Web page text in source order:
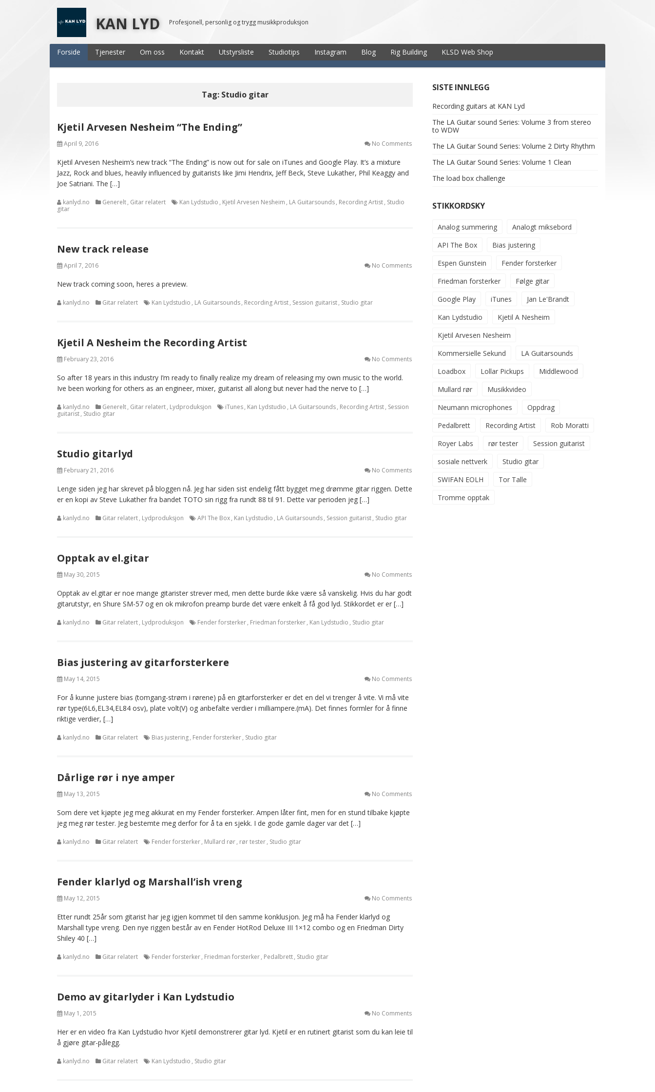
KAN LYD Profesjonell, personlig og trygg musikkproduksjon
Forside Tjenester Om oss Kontakt Utstyrsliste Studiotips Instagram Blog Rig Building KLSD Web Shop
Tag: Studio gitar
Kjetil Arvesen Nesheim “The Ending”
April 9, 2016 No Comments
Kjetil Arvesen Nesheim’s new track “The Ending” is now out for sale on iTunes and Google Play. It’s a mixture
Jazz, Rock and blues, heavily influenced by guitarists like Jimi Hendrix, Jeff Beck, Steve Lukather, Phil Keaggy and
Joe Satriani. The […]
kanlyd.no Generelt, Gitar relatert Kan Lydstudio , Kjetil Arvesen Nesheim , LA Guitarsounds, Recording Artist, Studio
gitar
New track release
April 7, 2016 No Comments
New track coming soon, heres a preview.
kanlyd.no Gitar relatert Kan Lydstudio , LA Guitarsounds, Recording Artist, Session guitarist, Studio gitar
Kjetil A Nesheim the Recording Artist
February 23, 2016 No Comments
So after 18 years in this industry I’m ready to finally realize my dream of releasing my own music to the world.
Ive been working for others as an engineer, mixer, guitarist all along but never had the nerve to […]
kanlyd.no Generelt, Gitar relatert, Lydproduksjon iTunes, Kan Lydstudio , LA Guitarsounds, Recording Artist, Session
guitarist, Studio gitar
Studio gitarlyd
February 21, 2016 No Comments
Lenge siden jeg har skrevet på bloggen nå. Jeg har siden sist endelig fått bygget meg drømme gitar riggen. Dette
er en kopi av Steve Lukather fra bandet TOTO sin rigg fra rundt 88 til 91. Dette var perioden jeg […]
kanlyd.no Gitar relatert, Lydproduksjon API The Box, Kan Lydstudio , LA Guitarsounds, Session guitarist, Studio gitar
Opptak av el.gitar
May 30, 2015 No Comments
Opptak av el.gitar er noe mange gitarister strever med, men dette burde ikke være så vanskelig. Hvis du har godt
gitarutstyr, en Shure SM-57 og en ok mikrofon preamp burde det være enkelt å få god lyd. Stikkordet er er […]
kanlyd.no Gitar relatert, Lydproduksjon Fender forsterker, Friedman forsterker, Kan Lydstudio , Studio gitar
Bias justering av gitarforsterkere
May 14, 2015 No Comments
For å kunne justere bias (tomgang-strøm i rørene) på en gitarforsterker er det en del vi trenger å vite. Vi må vite
rør type(6L6,EL34,EL84 osv), plate volt(V) og anbefalte verdier i milliampere.(mA). Det finnes formler for å finne
riktige verdier, […]
kanlyd.no Gitar relatert Bias justering, Fender forsterker, Studio gitar
Dårlige rør i nye amper
May 13, 2015 No Comments
Som dere vet kjøpte jeg meg akkurat en my Fender forsterker. Ampen låter fint, men for en stund tilbake kjøpte
jeg meg rør tester. Jeg bestemte meg derfor for å ta en sjekk. I de gode gamle dager var det […]
kanlyd.no Gitar relatert Fender forsterker, Mullard rør, rør tester, Studio gitar
Fender klarlyd og Marshall’ish vreng
May 12, 2015 No Comments
Etter rundt 25år som gitarist har jeg igjen kommet til den samme konklusjon. Jeg må ha Fender klarlyd og
Marshall type vreng. Den nye riggen består av en Fender HotRod Deluxe III 1×12 combo og en Friedman Dirty
Shiley 40 […]
kanlyd.no Gitar relatert Fender forsterker, Friedman forsterker, Pedalbrett, Studio gitar
Demo av gitarlyder i Kan Lydstudio
May 1, 2015 No Comments
Her er en video fra Kan Lydstudio hvor Kjetil demonstrerer gitar lyd. Kjetil er en rutinert gitarist som du kan leie til
å gjøre gitar-pålegg.
kanlyd.no Gitar relatert Kan Lydstudio , Studio gitar
SISTE INNLEGG
Recording guitars at KAN Lyd
The LA Guitar sound Series: Volume 3 from stereo
to WDW
The LA Guitar Sound Series: Volume 2 Dirty Rhythm
The LA Guitar Sound Series: Volume 1 Clean
The load box challenge
STIKKORDSKY
Analog summering
Analogt miksebord
API The Box
Bias justering
Espen Gunstein
Fender forsterker
Friedman forsterker
Følge gitar
Google Play
iTunes
Jan Le'Brandt
Kan Lydstudio
Kjetil A Nesheim
Kjetil Arvesen Nesheim
Kommersielle Sekund
LA Guitarsounds
Loadbox
Lollar Pickups
Middlewood
Mullard rør
Musikkvideo
Neumann microphones
Oppdrag
Pedalbrett
Recording Artist
Rob Moratti
Royer Labs
rør tester
Session guitarist
sosiale nettverk
Studio gitar
SWIFAN EOLH
Tor Talle
Tromme opptak